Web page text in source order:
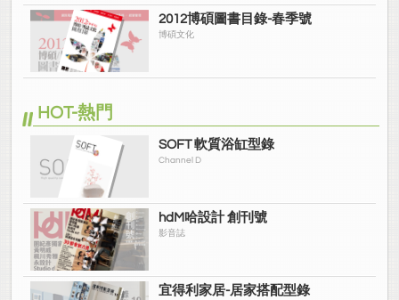
2012博碩圖書目錄-春季號
博碩文化
HOT-熱門
SOFT 軟質浴缸型錄
Channel D
hdM哈設計 創刊號
影音誌
宜得利家居-居家搭配型錄